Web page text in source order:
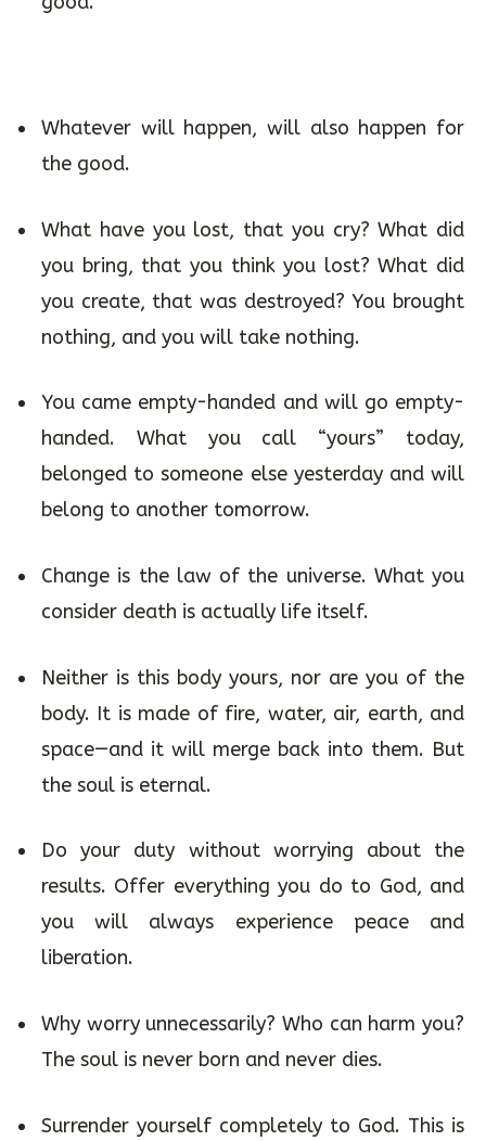
Whatever will happen, will also happen for
the good.
What have you lost, that you cry? What did
you bring, that you think you lost? What did
you create, that was destroyed? You brought
nothing, and you will take nothing.
You came empty-handed and will go empty-
handed. What you call “yours” today,
belonged to someone else yesterday and will
belong to another tomorrow.
Change is the law of the universe. What you
consider death is actually life itself.
Neither is this body yours, nor are you of the
body. It is made of fire, water, air, earth, and
space—and it will merge back into them. But
the soul is eternal.
Do your duty without worrying about the
results. Offer everything you do to God, and
you will always experience peace and
liberation.
Why worry unnecessarily? Who can harm you?
The soul is never born and never dies.
Surrender yourself completely to God. This is